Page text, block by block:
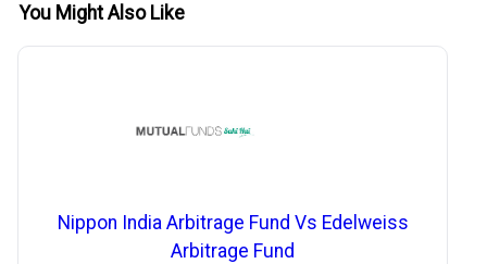
You Might Also Like
Nippon India Arbitrage Fund Vs Edelweiss
Arbitrage Fund